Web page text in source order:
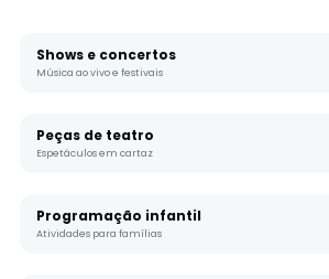
Shows e concertos
Música ao vivo e festivais
Peças de teatro
Espetáculos em cartaz
Programação infantil
Atividades para famílias